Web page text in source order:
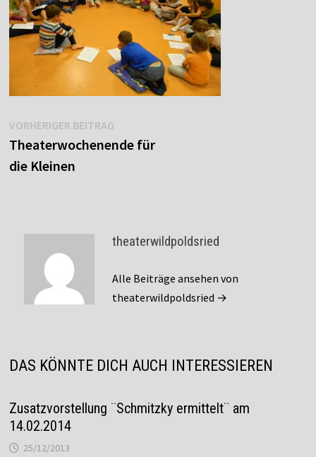
Beitragsnavigation
VORHERIGER BEITRAGVorheriger
Beitrag:
Theaterwochenende für
die Kleinen
theaterwildpoldsried
Alle Beiträge ansehen von
theaterwildpoldsried →
DAS KÖNNTE DICH AUCH INTERESSIEREN
Zusatzvorstellung ¨Schmitzky ermittelt¨ am
14.02.2014
25/12/2013